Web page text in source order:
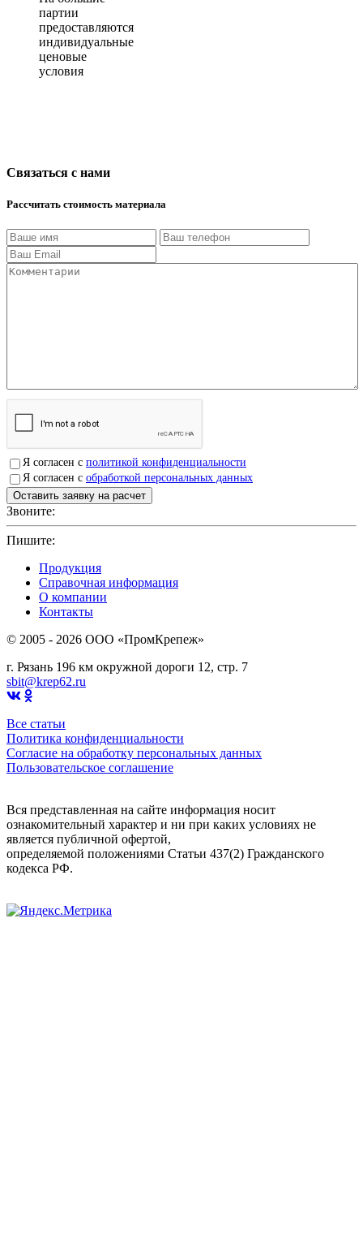
партии
предоставляются
индивидуальные
ценовые
условия
Связаться с нами
Рассчитать стоимость материала
Я согласен с политикой конфиденциальности
Я согласен с обработкой персональных данных
Звоните:
Пишите:
Продукция
Справочная информация
О компании
Контакты
© 2005 - 2026 OOO «ПромКрепеж»
г. Рязань 196 км окружной дороги 12, стр. 7
sbit@krep62.ru
Все статьи
Политика конфиденциальности
Согласие на обработку персональных данных
Пользовательское соглашение
Вся представленная на сайте информация носит
ознакомительный характер и ни при каких условиях не
является публичной офертой,
определяемой положениями Статьи 437(2) Гражданского
кодекса РФ.